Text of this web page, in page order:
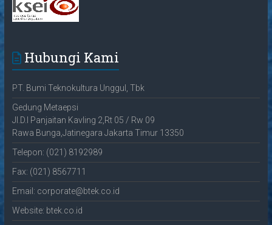
Hubungi Kami
PT. Bumi Teknokultura Unggul, Tbk
Gedung Metaepsi
Jl.D.I Panjaitan Kavling 2,Rt 05 / Rw 09
Rawa Bunga,Jatinegara Jakarta Timur 13350
Telepon: (021) 8192989
Fax: (021) 8567711
Email: corporate@btek.co.id
Website: btek.co.id